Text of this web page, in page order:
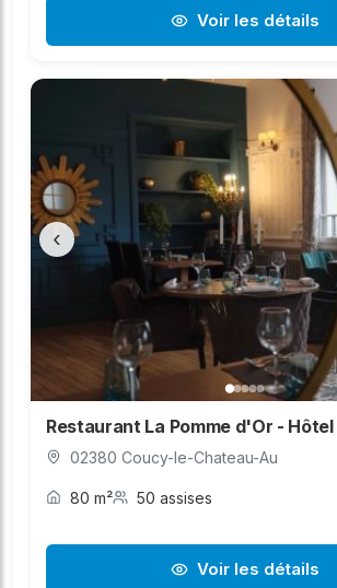
Voir les détails
‹
Restaurant La Pomme d'Or -
02380 Coucy-le-Chateau-Au
80 m² 50 assises
Voir les détails